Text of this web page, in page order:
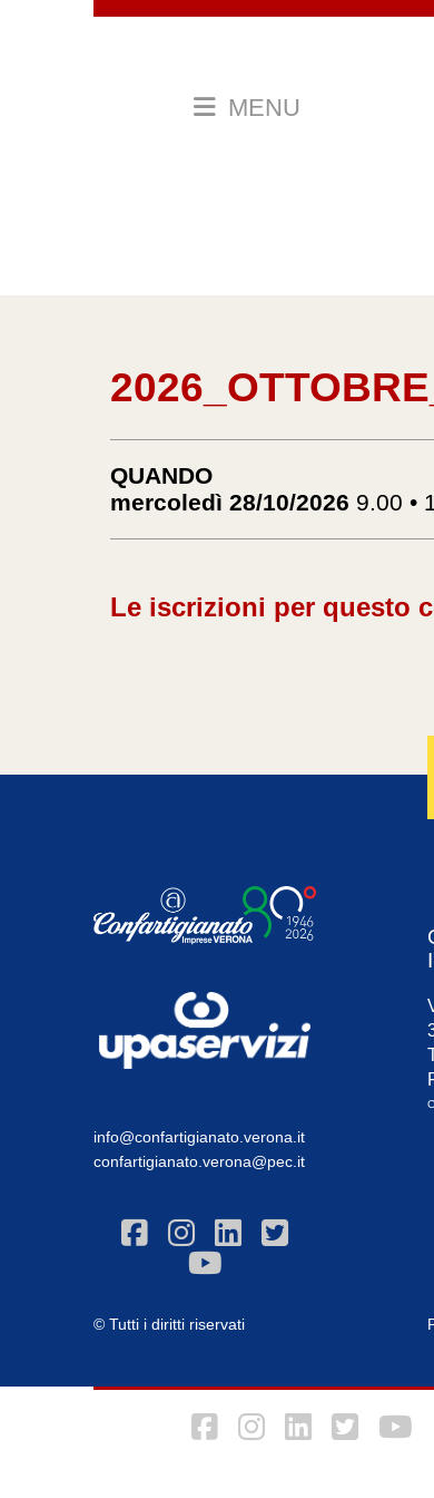
MENU
QUANDO
mercoledì 28/10/2026 9.00 •
Le iscrizioni per questo
info@confartigianato.verona.it
confartigianato.verona@pec.it
© Tutti i diritti riservati